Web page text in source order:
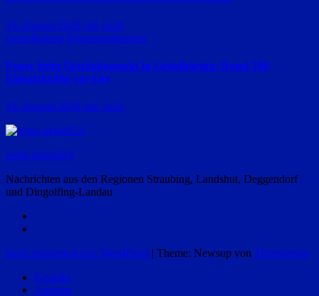
10. August 2026 red_ra24
Geiselhöring Polizeimeldungen
Feuer beim Getränkemarkt in Geiselhöring: Rund 100
Einsatzkräfte vor Ort
10. August 2026 red_ra24
regio-aktuell24
Nachrichten aus den Regionen Straubing, Landshut, Deggendorf
und Dingolfing-Landau
Stolz präsentiert von WordPress | Theme: Newsup von Themeansar
Kontakt
Autoren